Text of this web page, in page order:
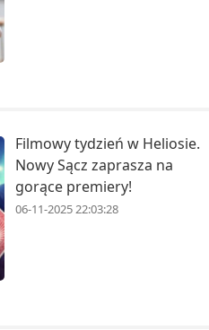
Filmowy tydzień w Heliosie.
Nowy Sącz zaprasza na
gorące premiery!
06-11-2025 22:03:28